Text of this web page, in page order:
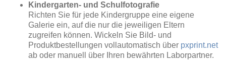
Kindergarten- und Schulfotografie
Richten Sie für jede Kindergruppe eine eigene
Galerie ein, auf die nur die jeweiligen Eltern
zugreifen können. Wickeln Sie Bild- und
Produktbestellungen vollautomatisch über pxprint.net
ab oder manuell über Ihren bewährten Laborpartner.